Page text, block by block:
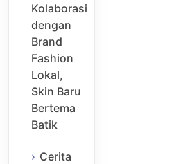
Kolaborasi
dengan
Brand
Fashion
Lokal,
Skin Baru
Bertema
Batik
Cerita